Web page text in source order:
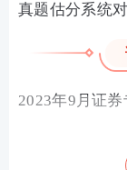
真题估分系统
2023年9月证
回顾真题对答